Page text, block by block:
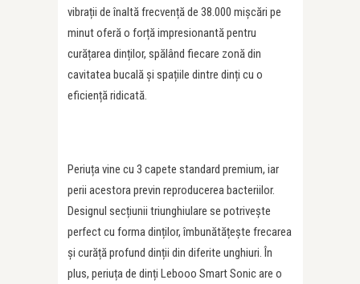
vibrații de înaltă frecvență de 38.000 mișcări pe
minut oferă o forță impresionantă pentru
curățarea dinților, spălând fiecare zonă din
cavitatea bucală și spațiile dintre dinți cu o
eficiență ridicată.
Periuța vine cu 3 capete standard premium, iar
perii acestora previn reproducerea bacteriilor.
Designul secțiunii triunghiulare se potrivește
perfect cu forma dinților, îmbunătățește frecarea
și curăță profund dinții din diferite unghiuri. În
plus, periuța de dinți Lebooo Smart Sonic are o